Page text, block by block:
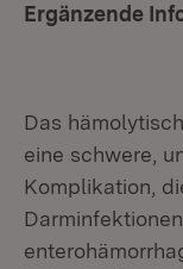
Ergänzende
Das
eine schwere,
Komplikation,